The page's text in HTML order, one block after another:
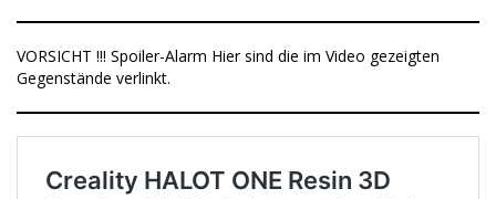
VORSICHT !!! Spoiler-Alarm Hier sind die im Video gezeigten
Gegenstände verlinkt.